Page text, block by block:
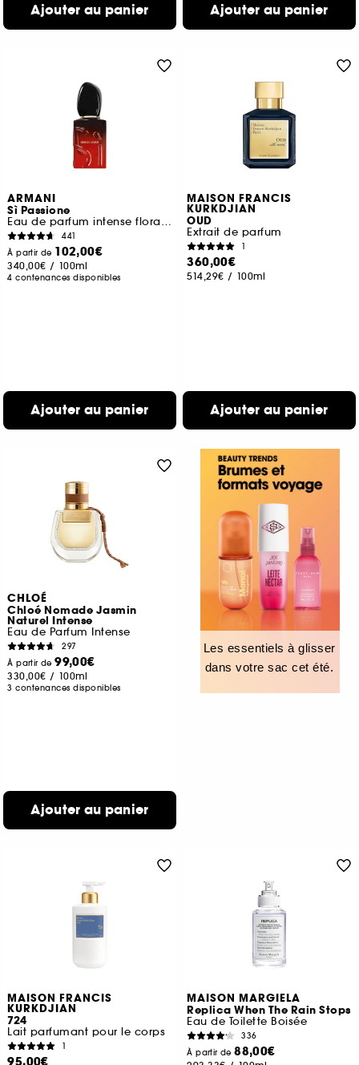
Ajouter au panier Ajouter au panier
ARMANI
Sì Passione
Eau de parfum intense florale ambrée Rechargeable
441
À partir de 102,00€
340,00€ / 100ml
4 contenances disponibles
Ajouter au panier
MAISON FRANCIS
KURKDJIAN
OUD
Extrait de parfum
1
360,00€
514,29€ / 100ml
Ajouter au panier
CHLOÉ
Chloé Nomade Jasmin
Naturel Intense
Eau de Parfum Intense
297
À partir de99,00€
330,00€ / 100ml
3 contenances disponibles
Ajouter au panier
Les essentiels à glisser
dans votre sac cet été.
MAISON FRANCIS
KURKDJIAN
724
Lait parfumant pour le corps
1
95,00€
MAISON MARGIELA
Replica When The Rain Stops
Eau de Toilette Boisée
336
À partir de88,00€